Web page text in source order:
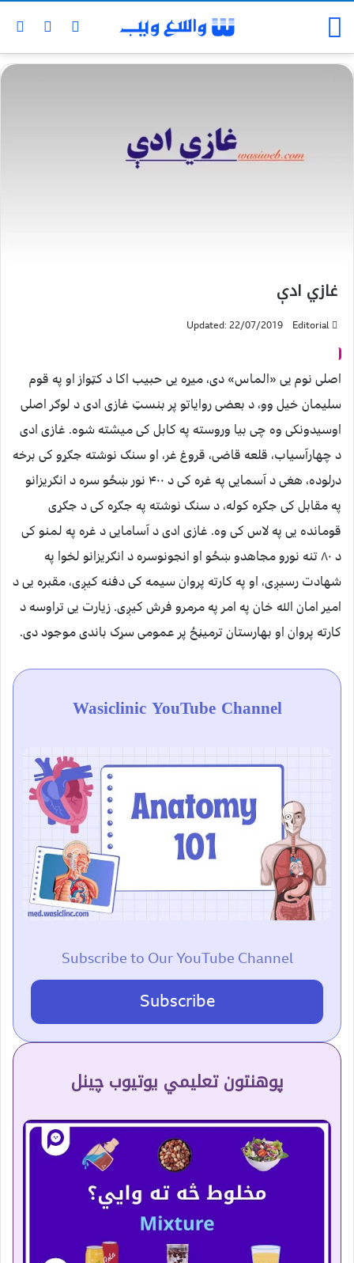
غازي ادې
Editorial
Updated: 22/07/2019
اصلی نوم یی «الماس» دی، میړه یی حبیب اکا د کټواز او په قوم
سلیمان خیل وو، د بعضی روایاتو پر بنسټ غازی ادی د لوګر اصلی
اوسیدونکی وه چی بیا وروسته په کابل کی میشته شوه. غازی ادی
د چهارآسیاب، قلعه قاضی، قروغ غر، او سنګ نوشته جګړو کی برخه
درلوده، هغی د آسمایی په غره کی د ۴۰۰ نور ښځو سره د انګریزانو
په مقابل کی جګړه کوله، د سنګ نوشته په جګړه کی د جګړی
قومانده یی په لاس کی وه. غازی ادی د آسامایی د غره په لمنو کی
د ۸۰ تنه نورو مجاهدو ښځو او انجونوسره د انګریزانو لخوا په
شهادت رسیږی، او په کارته پروان سیمه کی دفنه کیږی، مقبره یی د
امیر امان الله خان په امر په مرمرو فرش کیږی. زیارت یی تراوسه د
کارته پروان او بهارستان ترمیڼځ پر عمومی سړک باندی موجود دی.
Wasiclinic YouTube Channel
Subscribe to Our YouTube Channel
Subscribe
پوهنتون تعلیمي یوتیوب چینل